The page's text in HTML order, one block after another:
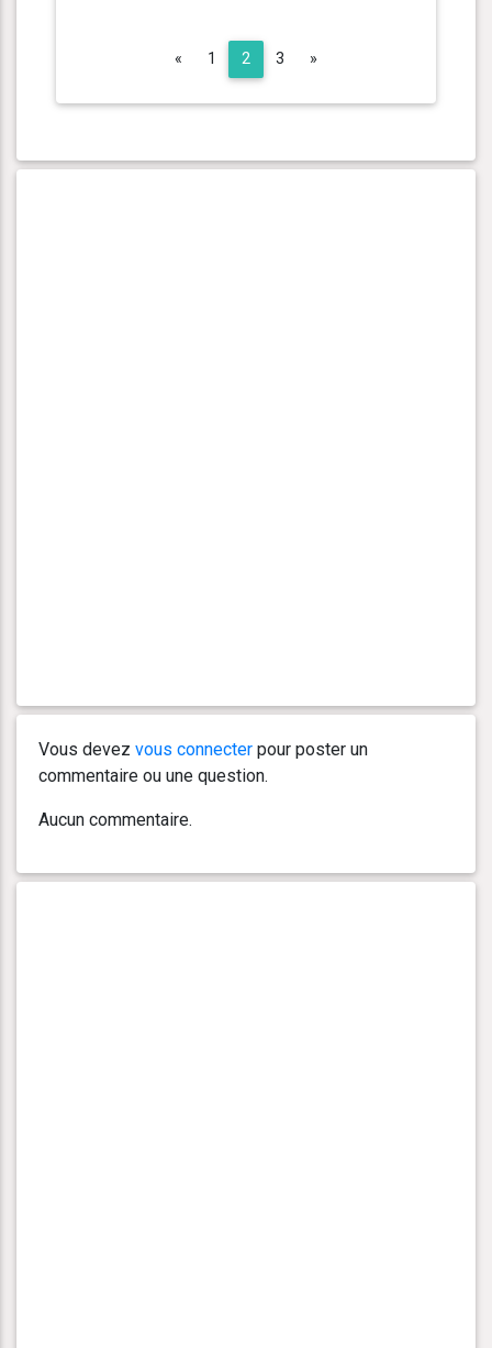
« Previous
1 2 3 »
Vous devez vous connecter pour poster un
commentaire ou une question.
Aucun commentaire.